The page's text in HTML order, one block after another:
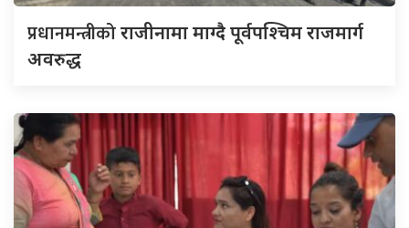
प्रधानमन्त्रीकोराजीनामा माग्दै पूर्वपश्चिम राजमार्ग
अवरुद्ध